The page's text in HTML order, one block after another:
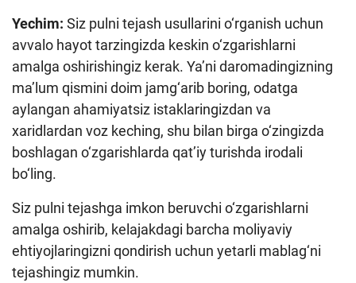
Yechim: Siz pulni tejash usullarini o‘rganish uchun
avvalo hayot tarzingizda keskin o‘zgarishlarni
amalga oshirishingiz kerak. Ya’ni daromadingizning
ma’lum qismini doim jamg‘arib boring, odatga
aylangan ahamiyatsiz istaklaringizdan va
xaridlardan voz keching, shu bilan birga o‘zingizda
boshlagan o‘zgarishlarda qat’iy turishda irodali
bo‘ling.
Siz pulni tejashga imkon beruvchi o‘zgarishlarni
amalga oshirib, kelajakdagi barcha moliyaviy
ehtiyojlaringizni qondirish uchun yetarli mablag‘ni
tejashingiz mumkin.